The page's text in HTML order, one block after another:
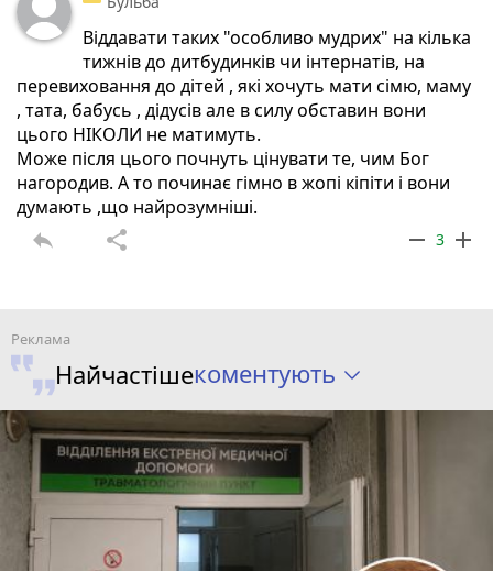
Віддавати таких "особливо мудрих" на кілька
тижнів до дитбудинків чи інтернатів, на
перевиховання до дітей , які хочуть мати сімю, маму
, тата, бабусь , дідусів але в силу обставин вони
цього НІКОЛИ не матимуть.
Може після цього почнуть цінувати те, чим Бог
нагородив. А то починає гімно в жопі кіпіти і вони
думають ,що найрозумніші.
reply share remove 3 add
Найчастішекоментують